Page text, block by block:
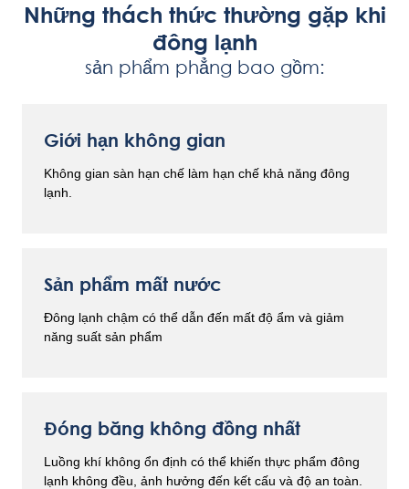
Những thách thức thường gặp khi
đông lạnh
sản phẩm phẳng bao gồm:
Giới hạn không gian
Không gian sàn hạn chế làm hạn chế khả năng đông
lạnh.
Sản phẩm mất nước
Đông lạnh chậm có thể dẫn đến mất độ ẩm và giảm
năng suất sản phẩm
Đóng băng không đồng nhất
Luồng khí không ổn định có thể khiến thực phẩm đông
lạnh không đều, ảnh hưởng đến kết cấu và độ an toàn.